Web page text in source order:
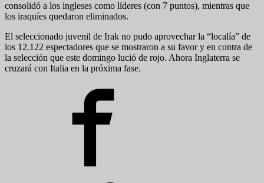
consolidó a los ingleses como líderes (con 7 puntos), mientras que
los iraquíes quedaron eliminados.
El seleccionado juvenil de Irak no pudo aprovechar la “localía” de
los 12.122 espectadores que se mostraron a su favor y en contra de
la selección que este domingo lució de rojo. Ahora Inglaterra se
cruzará con Italia en la próxima fase.